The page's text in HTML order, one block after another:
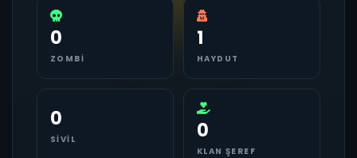
0
ZOMBI
1
HAYDUT
0
SIVIL 0
KLAN ŞEREF